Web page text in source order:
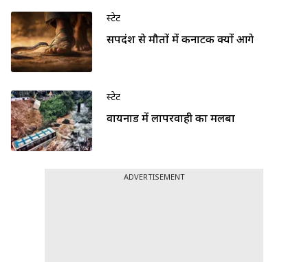
स्टेट
सर्पदंश से मौतों में कर्नाटक क्यों आगे
स्टेट
वायनाड में लापरवाही का मलबा
ADVERTISEMENT